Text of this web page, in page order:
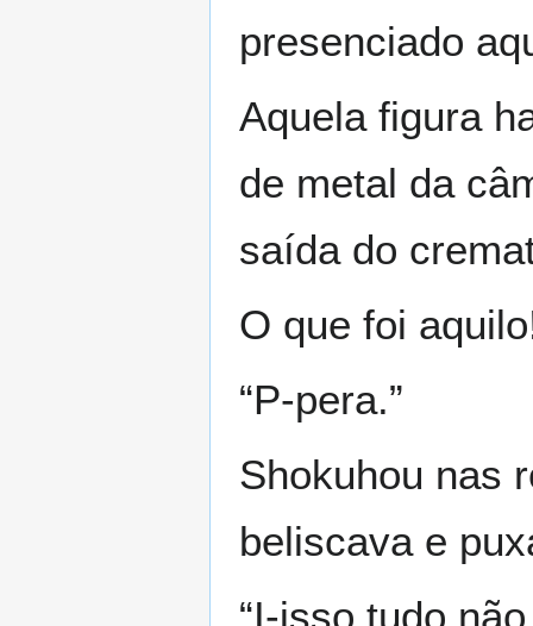
presenciado
Aquela figura
de metal da
saída do
O que foi
“P-pera.”
Shokuhou nas
beliscava e
“I-isso tudo